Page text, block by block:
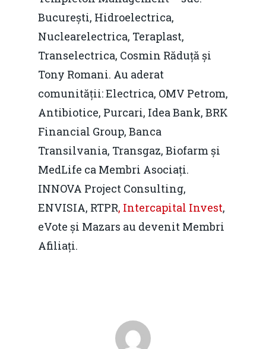
București, Hidroelectrica,
Nuclearelectrica, Teraplast,
Transelectrica, Cosmin Răduță și
Tony Romani. Au aderat
comunității: Electrica, OMV Petrom,
Antibiotice, Purcari, Idea Bank, BRK
Financial Group, Banca
Transilvania, Transgaz, Biofarm și
MedLife ca Membri Asociați.
INNOVA Project Consulting,
ENVISIA, RTPR, Intercapital Invest,
eVote și Mazars au devenit Membri
Afiliați.